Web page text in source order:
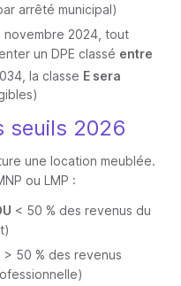
arrêté municipal)
novembre 2024, tout
un DPE classé entre
la classe E sera
seuils 2026
une location meublée.
ou LMP :
< 50 % des revenus du
> 50 % des revenus